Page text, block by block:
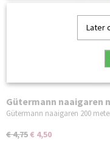
Gütermann naaigaren
Gütermann naaigaren 200
€ 4,75€ 4,50
Later